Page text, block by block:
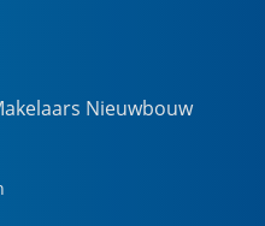
Nieuwbouw